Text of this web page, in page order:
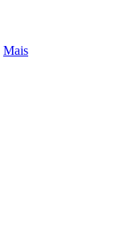
Mais